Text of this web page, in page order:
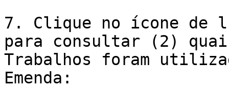
7. Clique no ícone de
para consultar (2)
Trabalhos foram
Emenda: